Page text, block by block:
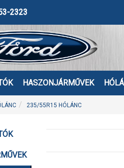
2323
HASZONJÁRMŰVEK
235/55R15 HÓLÁNC